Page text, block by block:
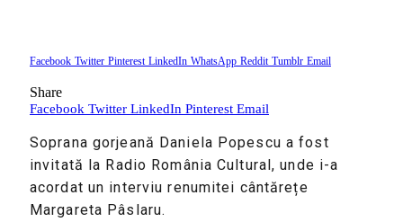
Facebook Twitter Pinterest LinkedIn WhatsApp Reddit Tumblr Email
Share
Facebook Twitter LinkedIn Pinterest Email
Soprana gorjeană Daniela Popescu a fost
invitată la Radio România Cultural, unde i-a
acordat un interviu renumitei cântărețe
Margareta Pâslaru.